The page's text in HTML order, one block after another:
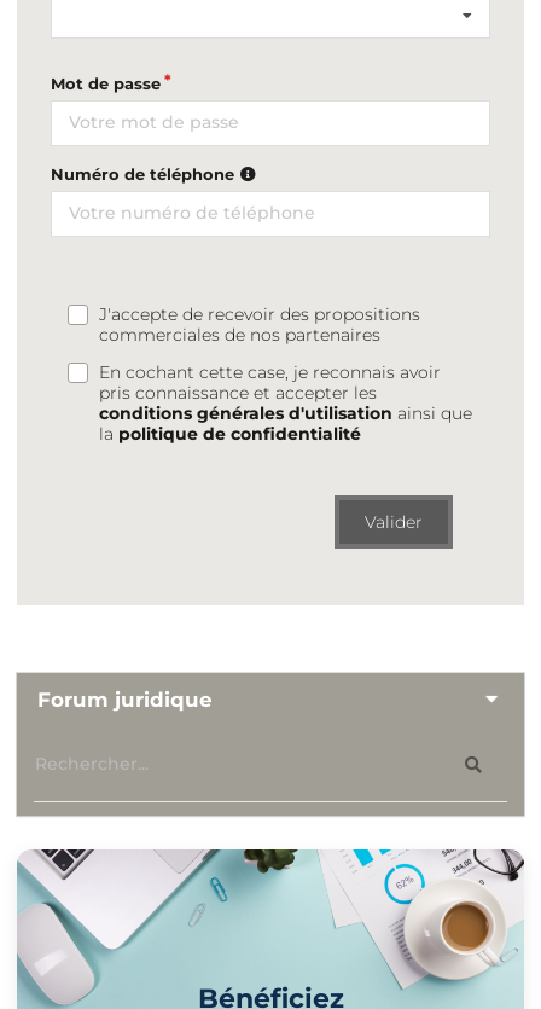
Mot de passe
Numéro de téléphone
J'accepte de recevoir des propositions
commerciales de nos partenaires
En cochant cette case, je reconnais avoir
pris connaissance et accepter les
conditions générales d'utilisation ainsi que
la politique de confidentialité
Valider
Forum juridique
Bénéficiez